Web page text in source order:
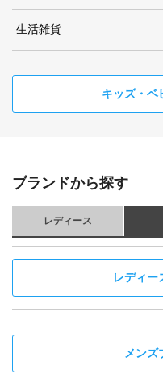
生活雑貨
キッズ・ベ
ブランドから探す
レディース
レディー
メンズ